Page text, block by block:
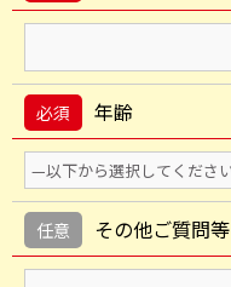
必須 年齢
任意 その他ご質問等